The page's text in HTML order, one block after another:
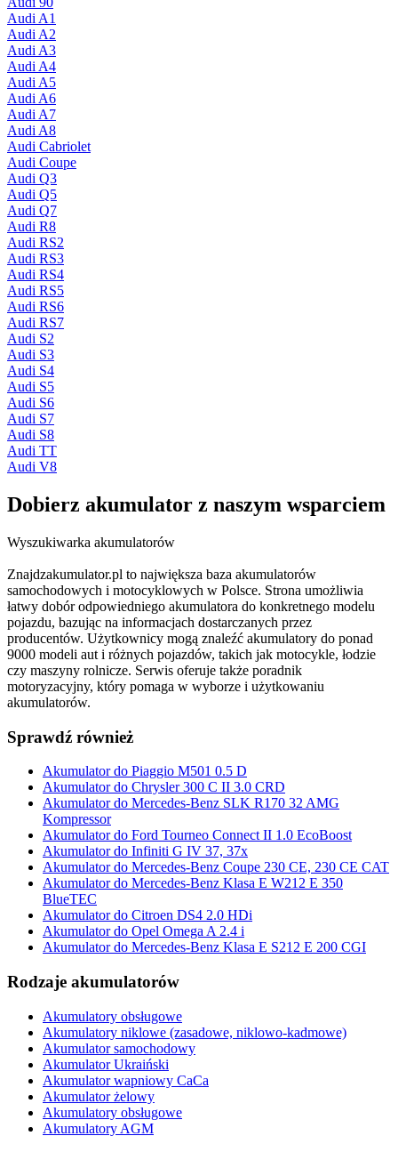
Audi A1
Audi A2
Audi A3
Audi A4
Audi A5
Audi A6
Audi A7
Audi A8
Audi Cabriolet
Audi Coupe
Audi Q3
Audi Q5
Audi Q7
Audi R8
Audi RS2
Audi RS3
Audi RS4
Audi RS5
Audi RS6
Audi RS7
Audi S2
Audi S3
Audi S4
Audi S5
Audi S6
Audi S7
Audi S8
Audi TT
Audi V8
Dobierz akumulator z naszym wsparciem
Wyszukiwarka akumulatorów
Znajdzakumulator.pl to największa baza akumulatorów
samochodowych i motocyklowych w Polsce. Strona umożliwia
łatwy dobór odpowiedniego akumulatora do konkretnego modelu
pojazdu, bazując na informacjach dostarczanych przez
producentów. Użytkownicy mogą znaleźć akumulatory do ponad
9000 modeli aut i różnych pojazdów, takich jak motocykle, łodzie
czy maszyny rolnicze. Serwis oferuje także poradnik
motoryzacyjny, który pomaga w wyborze i użytkowaniu
akumulatorów.
Sprawdź również
Akumulator do Piaggio M501 0.5 D
Akumulator do Chrysler 300 C II 3.0 CRD
Akumulator do Mercedes-Benz SLK R170 32 AMG
Kompressor
Akumulator do Ford Tourneo Connect II 1.0 EcoBoost
Akumulator do Infiniti G IV 37, 37x
Akumulator do Mercedes-Benz Coupe 230 CE, 230 CE CAT
Akumulator do Mercedes-Benz Klasa E W212 E 350
BlueTEC
Akumulator do Citroen DS4 2.0 HDi
Akumulator do Opel Omega A 2.4 i
Akumulator do Mercedes-Benz Klasa E S212 E 200 CGI
Rodzaje akumulatorów
Akumulatory obsługowe
Akumulatory niklowe (zasadowe, niklowo-kadmowe)
Akumulator samochodowy
Akumulator Ukraiński
Akumulator wapniowy CaCa
Akumulator żelowy
Akumulatory obsługowe
Akumulatory AGM